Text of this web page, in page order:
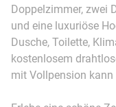
Doppelzimmer, zwei
und eine luxuriöse
Dusche, Toilette,
kostenlosem
mit Vollpension